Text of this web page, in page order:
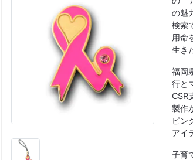
の魅
検索
用命
生き
福岡
行と
CSR
製作
ピン
アイ
子育